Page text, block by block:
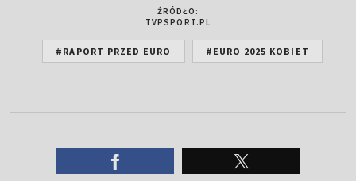
ŹRÓDŁO:
TVPSPORT.PL
#RAPORT PRZED EURO #EURO 2025 KOBIET